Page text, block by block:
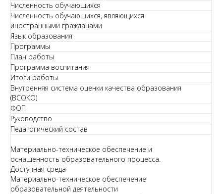
Численность обучающихся
Численность обучающихся, являющихся
иностранными гражданами
Язык образования
Программы
План работы
Программа воспитания
Итоги работы
Внутренняя система оценки качества образования
(ВСОКО)
ФОП
Руководство
Педагогический состав
Материально-техническое обеспечение и
оснащенность образовательного процесса.
Доступная среда
Материально-техническое обеспечение
образовательной деятельности